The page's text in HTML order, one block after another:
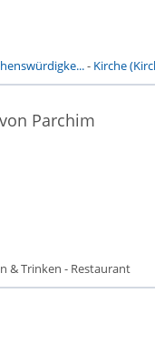
- Kirche
Parchim
& Trinken - Restaurant